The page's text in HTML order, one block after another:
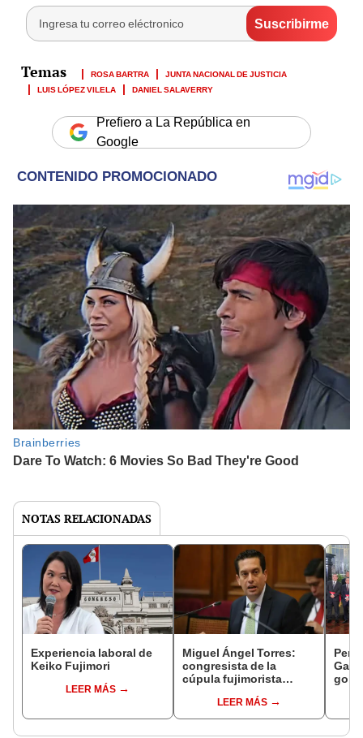
ROSA BARTRA
JUNTA NACIONAL DE JUSTICIA
LUIS LÓPEZ VILELA
DANIEL SALAVERRY
Prefiero a La República en
Google
NOTAS RELACIONADAS
Experiencia laboral de
Keiko Fujimori
LEER MÁS
Miguel Ángel Torres:
congresista de la
cúpula fujimorista
del SenadoLEER MÁS